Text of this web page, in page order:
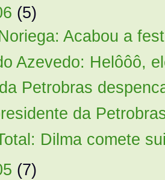
(5)
Acabou a
Azevedo: Helôôô,
Petrobras
da
Dilma comete
(7)